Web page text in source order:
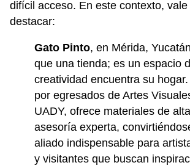
difícil acceso. En este contexto,
destacar:
Gato Pinto, en Mérida,
que una tienda; es un espacio
creatividad encuentra su
por egresados de Artes
UADY, ofrece materiales de
asesoría experta,
aliado indispensable para
y visitantes que buscan